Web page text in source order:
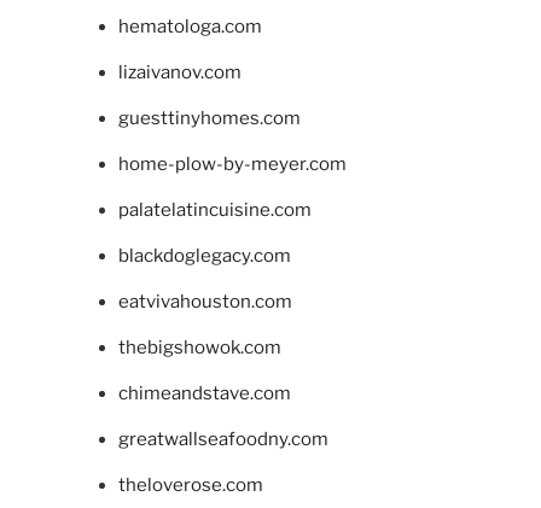
hematologa.com
lizaivanov.com
guesttinyhomes.com
home-plow-by-meyer.com
palatelatincuisine.com
blackdoglegacy.com
eatvivahouston.com
thebigshowok.com
chimeandstave.com
greatwallseafoodny.com
theloverose.com